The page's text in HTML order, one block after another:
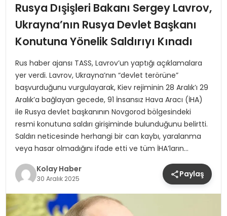
TANYER YAPI ZEMIN MÜHENDISLIĞINDE HEDEF
BÜYÜTTÜ
TOROSLAR’DA PAZAR GERGİNLİĞİ!
Rusya Dışişleri Bakanı Sergey Lavrov,
Ukrayna’nın Rusya Devlet Başkanı
Konutuna Yönelik Saldırıyı Kınadı
Rus haber ajansı TASS, Lavrov’un yaptığı açıklamalara
yer verdi. Lavrov, Ukrayna’nın “devlet terörüne”
başvurduğunu vurgulayarak, Kiev rejiminin 28 Aralık’ı 29
Aralık’a bağlayan gecede, 91 İnsansız Hava Aracı (İHA)
ile Rusya devlet başkanının Novgorod bölgesindeki
resmi konutuna saldırı girişiminde bulunduğunu belirtti.
Saldırı neticesinde herhangi bir can kaybı, yaralanma
veya hasar olmadığını ifade etti ve tüm İHA’ların…
Kolay Haber
30 Aralık 2025 Paylaş